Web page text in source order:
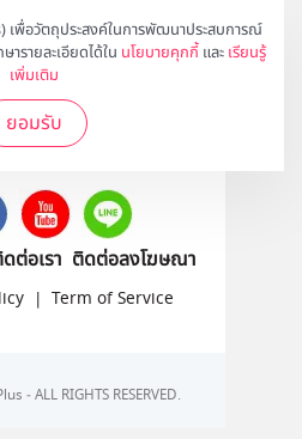
พื่อวัตถุประสงค์ในการพัฒนาประสบการณ์
รายละเอียดได้ใน นโยบายคุกกี้ และ เรียนรู้
เพิ่มเติม
ยอมรับ
สมัคร
ามเราได้ที่
ต่อเรา ติดต่อลงโฆษณา
| Term of Service
- ALL RIGHTS RESERVED.